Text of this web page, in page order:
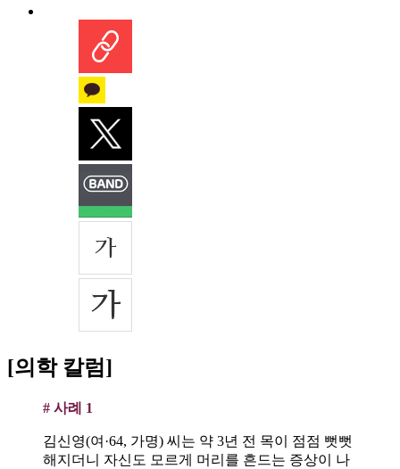
[의학 칼럼]
# 사례 1
김신영(여·64, 가명) 씨는 약 3년 전 목이 점점 뻣뻣
해지더니 자신도 모르게 머리를 흔드는 증상이 나